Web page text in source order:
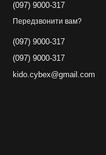
(097) 9000-317
Передзвонити вам?
(097) 9000-317
(097) 9000-317
kido.cybex@gmail.com